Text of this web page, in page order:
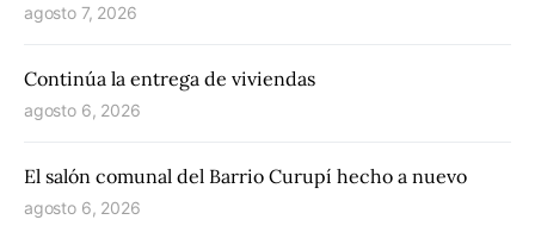
agosto 7, 2026
Continúa la entrega de viviendas
agosto 6, 2026
El salón comunal del Barrio Curupí hecho a nuevo
agosto 6, 2026